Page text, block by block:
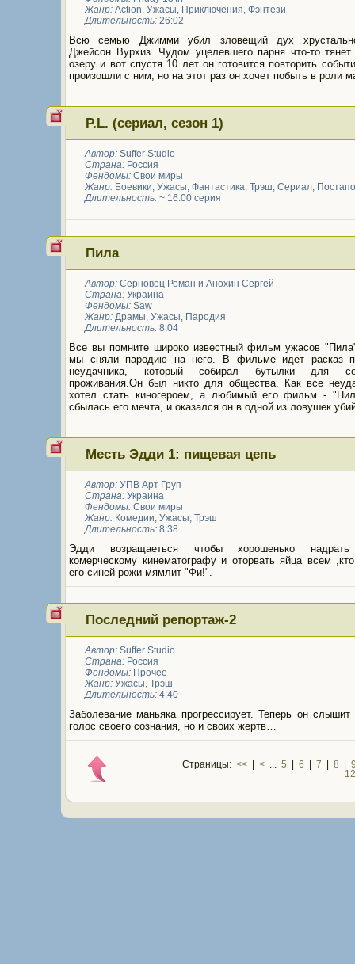
Жанр: Action, Ужасы, Приключения, Фэнтези
Длительность: 26:02
Всю семью Джимми убил зловещий дух
Джейсон Вурхиз. Чудом уцелевшего парня что-то тянет
озеру и вот спустя 10 лет он готовится повторить
произошли с ним, но на этот раз он хочет побыть в роли
P.L. (сериал, сезон 1)
Автор: Suffer Studio
Страна: Россия
Фендомы: Свои миры
Жанр: Боевики, Ужасы, Фантастика, Трэш, Сериал,
Длительность: ~ 16:00 серия
Пила
Автор: Серновец Роман и Анохин Сергей
Страна: Украина
Фендомы: Saw
Жанр: Драмы, Ужасы, Пародия
Длительность: 8:04
Все вы помните широко известный фильм ужасов
мы сняли пародию на него. В фильме идёт расказ
неудачника, который собирал бутылки для
проживания.Он был никто для общества. Как все
хотел стать киногероем, а любимый его фильм -
сбылась его мечта, и оказался он в одной из ловушек
Месть Эдди 1: пищевая цепь
Автор: УПВ Арт Груп
Страна: Украина
Фендомы: Свои миры
Жанр: Комедии, Ужасы, Трэш
Длительность: 8:38
Эдди возращаеться чтобы хорошенько надрать
комерческому кинематографу и оторвать яйца всем
его синей рожи мямлит "Фи!".
Последний репортаж-2
Автор: Suffer Studio
Страна: Россия
Фендомы: Прочее
Жанр: Ужасы, Трэш
Длительность: 4:40
Заболевание маньяка прогрессирует. Теперь он слышит
голос своего сознания, но и своих жертв…
Страницы: << < 5 6 7 8
12